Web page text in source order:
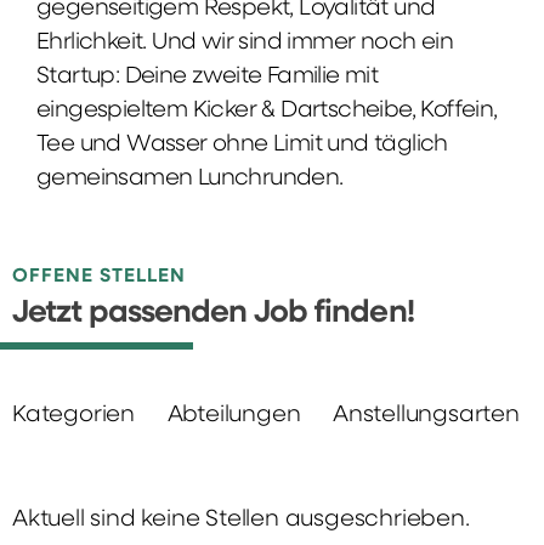
gegenseitigem Respekt, Loyalität und
Ehrlichkeit. Und wir sind immer noch ein
Startup: Deine zweite Familie mit
eingespieltem Kicker & Dartscheibe, Koffein,
Tee und Wasser ohne Limit und täglich
gemeinsamen Lunchrunden.
OFFENE STELLEN
Jetzt passenden Job finden!
Kategorien Abteilungen Anstellungsarten
Aktuell sind keine Stellen ausgeschrieben.